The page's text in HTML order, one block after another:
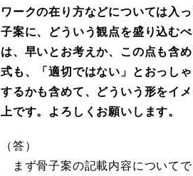
ワークの在り方などについては入
子案に、どういう観点を盛り込む
は、早いとお考えか、この点も含
式も、「適切ではない」とおっし
するかも含めて、どういう形をイ
上です。よろしくお願いします。
（答）
まず骨子案の記載内容について